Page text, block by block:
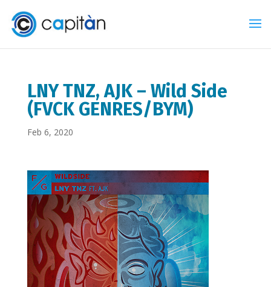
LNY TNZ, AJK – Wild Side
(FVCK GENRES/BYM)
Feb 6, 2020